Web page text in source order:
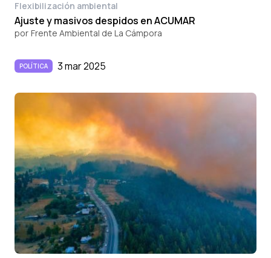
Flexibilización ambiental
Ajuste y masivos despidos en ACUMAR
por Frente Ambiental de La Cámpora
POLÍTICA 3 mar 2025